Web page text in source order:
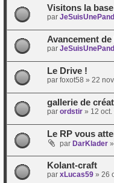
Visitons la
par
Avancement
par
Le Drive !
par foxot58 » 22
gallerie de
par ordstir» 12
Le RP vous
par DarKlader»
Kolant-craft
par xLucas59» 26